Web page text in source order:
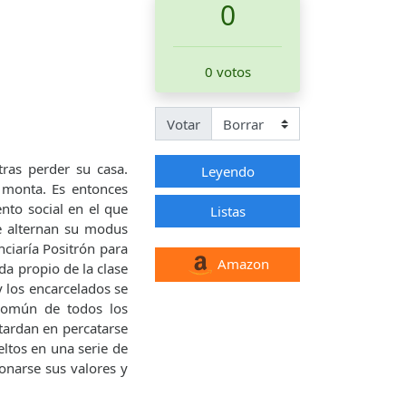
perder su casa.
Es entonces
social en el que
alternan su modus
Positrón para
propio de la clase
encarcelados se
de todos los
en percatarse
en una serie de
sus valores y
0
0 votos
Votar
Leyendo
Listas
Amazon